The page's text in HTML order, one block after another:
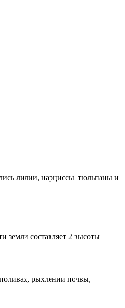
лилии, нарциссы, тюльпаны и
земли составляет 2 высоты
рыхлении почвы,